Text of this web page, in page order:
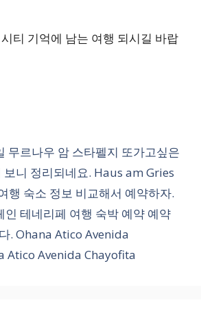
티 기억에 남는 여행 되시길 바랍
무르나우 암 스타펠지 또가고싶은
보니 정리되네요. Haus am Gries
행 숙소 정보 비교해서 예약하자.
인 테네리페 여행 숙박 예약 예약
. Ohana Atico Avenida
Atico Avenida Chayofita